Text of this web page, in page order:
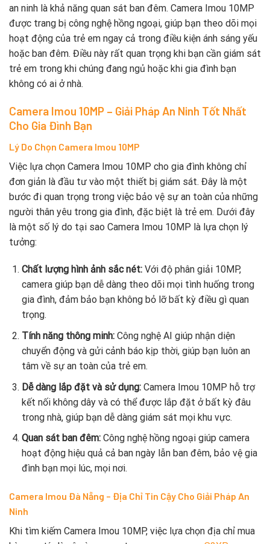
an ninh là khả năng quan sát ban đêm. Camera Imou 10MP
được trang bị công nghệ hồng ngoại, giúp bạn theo dõi mọi
hoạt động của trẻ em ngay cả trong điều kiện ánh sáng yếu
hoặc ban đêm. Điều này rất quan trọng khi bạn cần giám sát
trẻ em trong khi chúng đang ngủ hoặc khi gia đình bạn
không có ai ở nhà.
Camera Imou 10MP – Giải Pháp An Ninh Tốt Nhất
Cho Gia Đình Bạn
Lý Do Chọn Camera Imou 10MP
Việc lựa chọn Camera Imou 10MP cho gia đình không chỉ
đơn giản là đầu tư vào một thiết bị giám sát. Đây là một
bước đi quan trọng trong việc bảo vệ sự an toàn của những
người thân yêu trong gia đình, đặc biệt là trẻ em. Dưới đây
là một số lý do tại sao Camera Imou 10MP là lựa chọn lý
tưởng:
Chất lượng hình ảnh sắc nét:Với độ phân giải 10MP,
camera giúp bạn dễ dàng theo dõi mọi tình huống trong
gia đình, đảm bảo bạn không bỏ lỡ bất kỳ điều gì quan
trọng.
Tính năng thông minh:Công nghệ AI giúp nhận diện
chuyển động và gửi cảnh báo kịp thời, giúp bạn luôn an
tâm về sự an toàn của trẻ em.
Dễ dàng lắp đặt và sử dụng:Camera Imou 10MP hỗ trợ
kết nối không dây và có thể được lắp đặt ở bất kỳ đâu
trong nhà, giúp bạn dễ dàng giám sát mọi khu vực.
Quan sát ban đêm:Công nghệ hồng ngoại giúp camera
hoạt động hiệu quả cả ban ngày lẫn ban đêm, bảo vệ gia
đình bạn mọi lúc, mọi nơi.
Camera Imou Đà Nẵng – Địa Chỉ Tin Cậy Cho Giải Pháp An
Ninh
Khi tìm kiếm Camera Imou 10MP, việc lựa chọn địa chỉ mua